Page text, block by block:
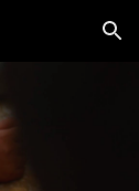
to navigation